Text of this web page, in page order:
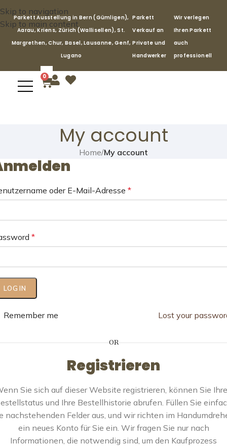
Skip to navigation
Skip to main content
Parkett Ausstellung in Bern (Gümligen),
Aarau, Kriens, Zürich (Wallisellen), St.
Margrethen, Chur, Basel, Lausanne, Genf,
Lugano
Parkett
Verkauf an
Private und
Handwerker
Wir verlegen
Ihren Parkett
auch
professionell
0
My account
Home/My account
oder E-Mail-Adresse *
*
LOG IN
Lost your
Remember me
OR
Registrieren
Sie sich auf dieser Website registrieren, können Sie
und Ihre Bestellhistorie abrufen. Füllen Sie
nachstehenden Felder aus, und wir richten im
ein neues Konto für Sie ein. Wir fragen Sie nur nach
Informationen, die notwendig sind, um den Kaufprozess